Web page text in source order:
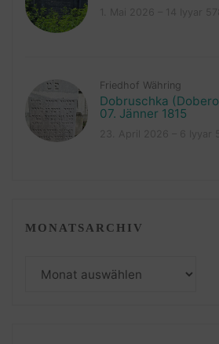
Friedhof Währing
Dobruschka
07. Jänner 1815
MONATSARCHIV